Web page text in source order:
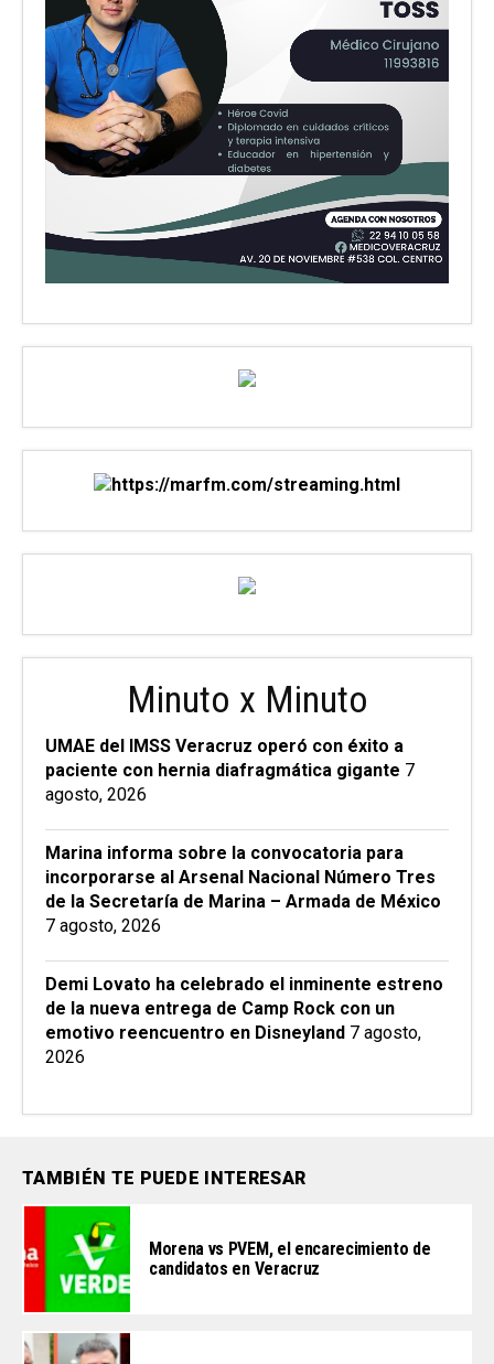
Minuto x Minuto
UMAE del IMSS Veracruz operó con éxito a
paciente con hernia diafragmática gigante 7
agosto, 2026
Marina informa sobre la convocatoria para
incorporarse al Arsenal Nacional Número Tres
de la Secretaría de Marina – Armada de México
7 agosto, 2026
Demi Lovato ha celebrado el inminente estreno
de la nueva entrega de Camp Rock con un
emotivo reencuentro en Disneyland 7 agosto,
2026
TAMBIÉN TE PUEDE INTERESAR
Morena vs PVEM, el encarecimiento de
candidatos en Veracruz